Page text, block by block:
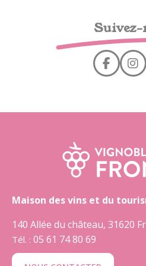
Suivez-
Maison des vins et du
140 Allée du château, 31620
Tél. : 05 61 74 80 69